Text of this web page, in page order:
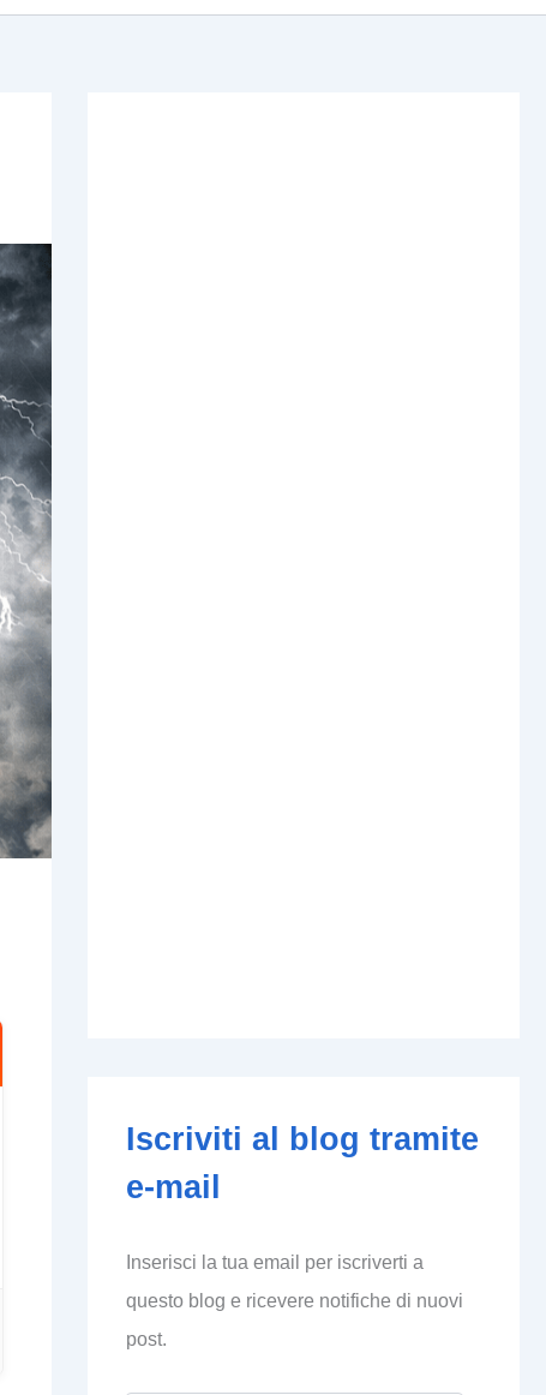
Iscriviti al blog tramite
e-mail
Inserisci la tua email per iscriverti a
questo blog e ricevere notifiche di nuovi
post.